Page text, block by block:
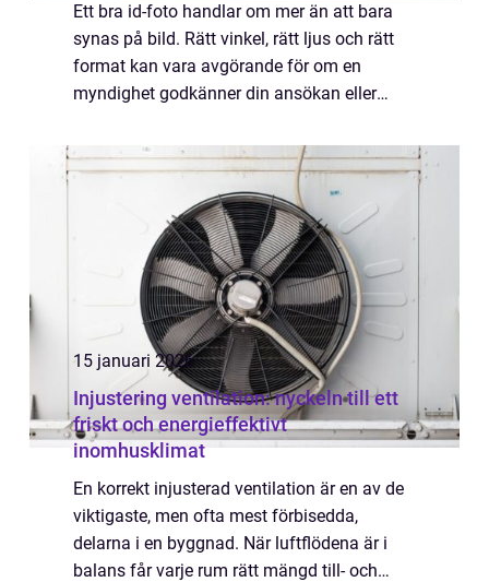
Ett bra id-foto handlar om mer än att bara
synas på bild. Rätt vinkel, rätt ljus och rätt
format kan vara avgörande för om en
myndighet godkänner din ansökan eller
15 januari 2026
Injustering ventilation: nyckeln till ett
friskt och energieffektivt
inomhusklimat
En korrekt injusterad ventilation är en av de
viktigaste, men ofta mest förbisedda,
delarna i en byggnad. När luftflödena är i
balans får varje rum rätt mängd till- och